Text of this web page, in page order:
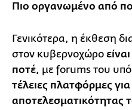
Πιο οργανωμένο από
Γενικότερα, η έκθεση
στον κυβερνοχώρο
ποτέ, με forums του
τέλειες πλατφόρμες
αποτελεσματικότητας